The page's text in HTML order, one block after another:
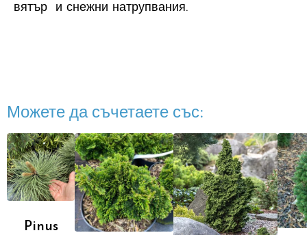
вятър и снежни натрупвания.
Можете да съчетаете със:
Pinus